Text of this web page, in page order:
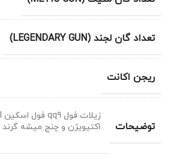
تعداد گان لجند (LEGENDARY GUN)
ریجن اکانت
توضیحات
اکتیویژن و چنج میشه